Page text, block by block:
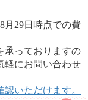
月29日時点での費
承っておりますの
軽にお問い合わせ
いただけます。